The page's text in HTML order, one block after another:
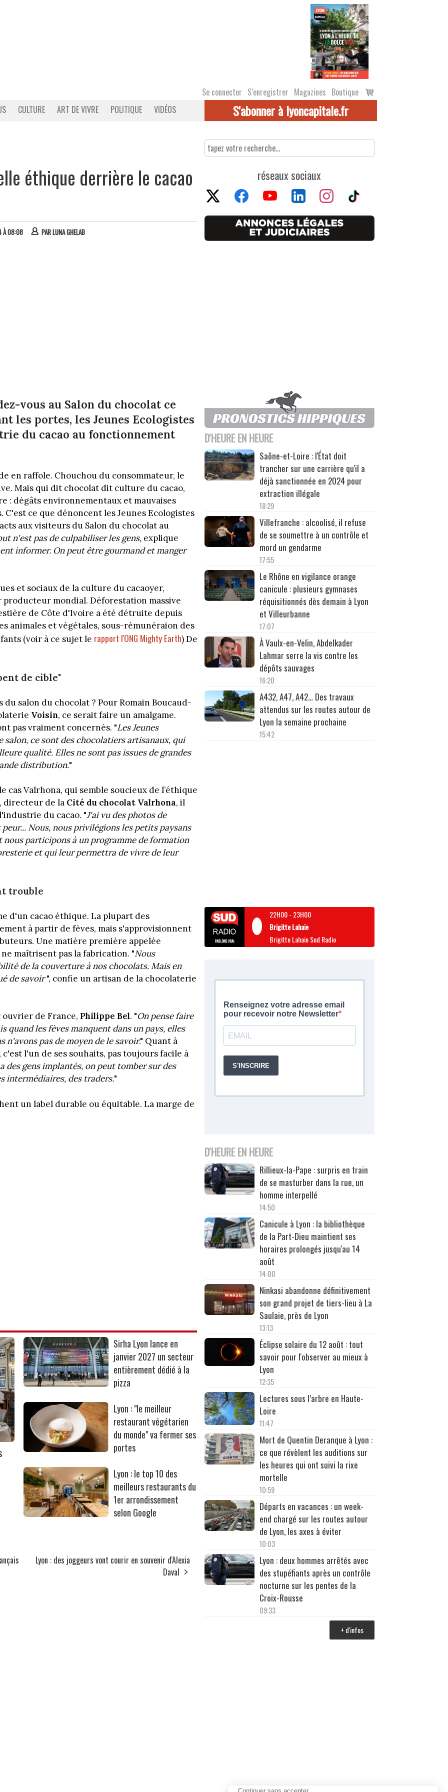
Se connecter S’enregistrer Magazines Boutique
Voir
le
CULTURE ART DE VIVRE POLITIQUE VIDÉOS S'abonner à lyoncapitale.fr
éthique derrière le cacao
À 08:08 PARLUNA GHELAB
vous au Salon du chocolat ce
les portes, les Jeunes Ecologistes
du cacao au fonctionnement
en raffole. Chouchou du consommateur, le
Mais qui dit chocolat dit culture du cacao,
: dégâts environnementaux et mauvaises
ce que dénoncent les Jeunes Ecologistes
aux visiteurs du Salon du chocolat au
n'est pas de culpabiliser les gens, explique
informer. On peut être gourmand et manger
et sociaux de la culture du cacaoyer,
mondial. Déforestation massive
de Côte d'Ivoire a été détruite depuis
animales et végétales, sous-rémunéraion des
(voir à ce sujet le rapport l'ONG Mighty Earth) De
de cible"
salon du chocolat ? Pour Romain Boucaud-
Voisin, ce serait faire un amalgame.
pas vraiment concernés. "Les Jeunes
ce sont des chocolatiers artisanaux, qui
qualité. Elles ne sont pas issues de grandes
distribution."
Valrhona, qui semble soucieux de l’éthique
directeur de la Cité du chocolat Valrhona, il
du cacao. "J'ai vu des photos de
Nous, nous privilégions les petits paysans
participons à un programme de formation
et qui leur permettra de vivre de leur
trouble
d'un cacao éthique. La plupart des
à partir de fèves, mais s'approvisionnent
Une matière première appelée
maîtrisent pas la fabrication. "Nous
de la couverture à nos chocolats. Mais en
de savoir", confie un artisan de la chocolaterie
de France, Philippe Bel. "On pense faire
quand les fèves manquent dans un pays, elles
n'avons pas de moyen de le savoir." Quant à
l'un de ses souhaits, pas toujours facile à
des gens implantés, on peut tomber sur des
intermédiaires, des traders."
un label durable ou équitable. La marge de
Sirha Lyon lance en
janvier 2027 un secteur
entièrement dédié à la
pizza
Lyon : "le meilleur
restaurant végétarien
du monde" va fermer ses
portes
Lyon : le top 10 des
meilleurs restaurants du
1er arrondissement
selon Google
Lyon : des joggeurs vont courir en souvenir d'Alexia
Daval
réseaux sociaux
D'HEURE EN HEURE
Saône-et-Loire : l'État doit
trancher sur une carrière qu'il a
déjà sanctionnée en 2024 pour
extraction illégale
18:29
Villefranche : alcoolisé, il refuse
de se soumettre à un contrôle et
mord un gendarme
17:55
Le Rhône en vigilance orange
canicule : plusieurs gymnases
réquisitionnés dès demain à Lyon
et Villeurbanne
17:07
À Vaulx-en-Velin, Abdelkader
Lahmar serre la vis contre les
dépôts sauvages
16:20
A432, A47, A42… Des travaux
attendus sur les routes autour de
Lyon la semaine prochaine
15:42
22H00- 23H00
Brigitte Lahaie
Brigitte Lahaie Sud Radio
D'HEURE EN HEURE
Rillieux-la-Pape : surpris en train
de se masturber dans la rue, un
homme interpellé
14:50
Canicule à Lyon : la bibliothèque
de la Part-Dieu maintient ses
horaires prolongés jusqu'au 14
août
14:00
Ninkasi abandonne définitivement
son grand projet de tiers-lieu à La
Saulaie, près de Lyon
13:13
Éclipse solaire du 12 août : tout
savoir pour l'observer au mieux à
Lyon
12:35
Lectures sous l’arbre en Haute-
Loire
11:47
Mort de Quentin Deranque à Lyon :
ce que révèlent les auditions sur
les heures qui ont suivi la rixe
mortelle
10:59
Départs en vacances : un week-
end chargé sur les routes autour
de Lyon, les axes à éviter
10:03
Lyon : deux hommes arrêtés avec
des stupéfiants après un contrôle
nocturne sur les pentes de la
Croix-Rousse
09:33
+ d'infos